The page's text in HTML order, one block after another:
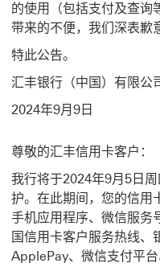
的使用（包括支付及查询
带来的不便，我们深表歉
特此公告。
汇丰银行（中国）有限公
2024年9月9日
尊敬的汇丰信用卡客户：
我行将于2024年9月5日
护。在此期间，您的信用
手机应用程序、微信服务
国信用卡客户服务热线、
ApplePay、微信支付平